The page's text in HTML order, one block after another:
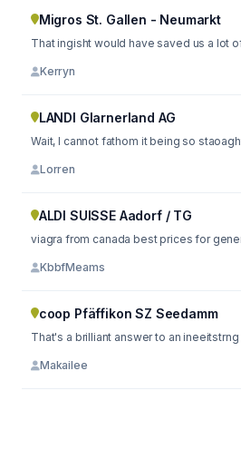
Migros St. Gallen - Neumarkt
That ingisht would have saved us a lot
Kerryn
LANDI Glarnerland AG
Wait, I cannot fathom it being so
Lorren
ALDI SUISSE Aadorf / TG
KbbfMeams
coop Pfäffikon SZ Seedamm
That's a brilliant answer to an
Makailee